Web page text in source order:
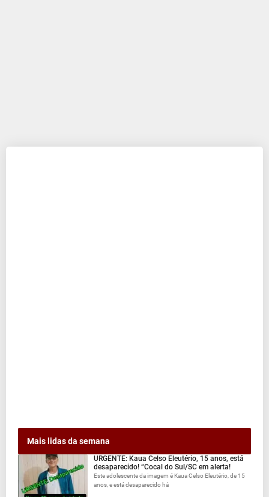
Mais lidas da semana
URGENTE: Kaua Celso Eleutério, 15 anos, está
desaparecido! “Cocal do Sul/SC em alerta!
Este adolescente da imagem é Kaua Celso Eleutério, de 15
anos, e está desaparecido há